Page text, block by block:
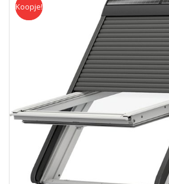
Koopje
Koopje!